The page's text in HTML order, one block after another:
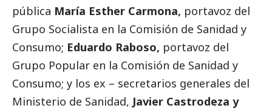
pública María Esther Carmona, portavoz del
Grupo Socialista en la Comisión de Sanidad y
Consumo; Eduardo Raboso, portavoz del
Grupo Popular en la Comisión de Sanidad y
Consumo; y los ex – secretarios generales del
Ministerio de Sanidad, Javier Castrodeza y